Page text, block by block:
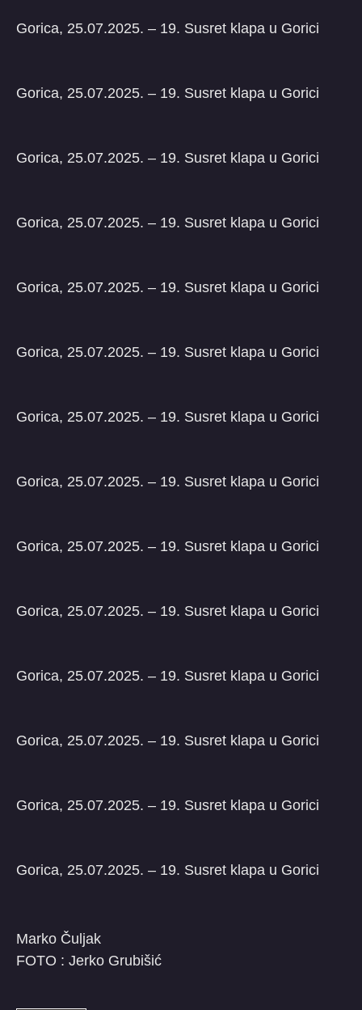
Gorica, 25.07.2025. – 19. Susret klapa u Gorici
Gorica, 25.07.2025. – 19. Susret klapa u Gorici
Gorica, 25.07.2025. – 19. Susret klapa u Gorici
Gorica, 25.07.2025. – 19. Susret klapa u Gorici
Gorica, 25.07.2025. – 19. Susret klapa u Gorici
Gorica, 25.07.2025. – 19. Susret klapa u Gorici
Gorica, 25.07.2025. – 19. Susret klapa u Gorici
Gorica, 25.07.2025. – 19. Susret klapa u Gorici
Gorica, 25.07.2025. – 19. Susret klapa u Gorici
Gorica, 25.07.2025. – 19. Susret klapa u Gorici
Gorica, 25.07.2025. – 19. Susret klapa u Gorici
Gorica, 25.07.2025. – 19. Susret klapa u Gorici
Gorica, 25.07.2025. – 19. Susret klapa u Gorici
Gorica, 25.07.2025. – 19. Susret klapa u Gorici
Marko Čuljak
FOTO : Jerko Grubišić